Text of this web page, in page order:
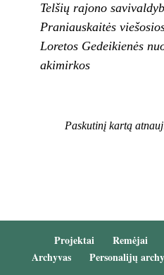
Telšių rajono
Praniauskaitės
Loretos Gedeikienės
akimirkos
Paskutinį kartą
Projektai Remėjai
Archyvas
Personalijų